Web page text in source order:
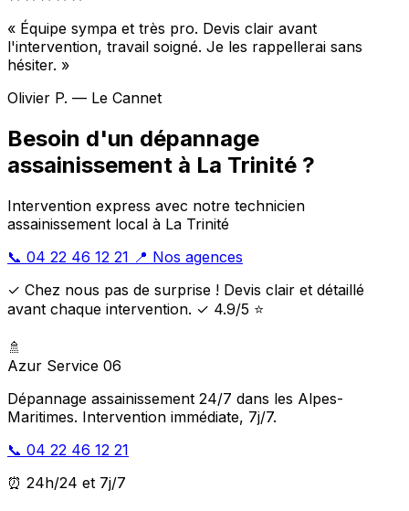
« Équipe sympa et très pro. Devis clair avant
l'intervention, travail soigné. Je les rappellerai sans
hésiter. »
Olivier P. — Le Cannet
Besoin d'un dépannage
assainissement à La Trinité ?
Intervention express avec notre technicien
assainissement local à La Trinité
📞 04 22 46 12 21 📍 Nos agences
✓ Chez nous pas de surprise ! Devis clair et détaillé
avant chaque intervention. ✓ 4.9/5 ⭐
🚿
Azur Service 06
Dépannage assainissement 24/7 dans les Alpes-
Maritimes. Intervention immédiate, 7j/7.
📞 04 22 46 12 21
⏰ 24h/24 et 7j/7